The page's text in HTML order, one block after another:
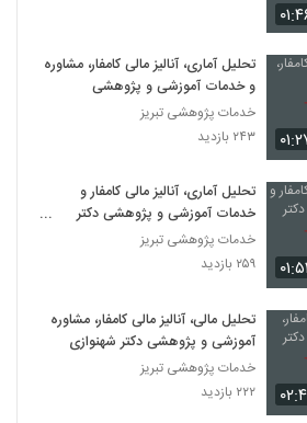
تحلیل آماری، آنالیز مالی کامفار، مشاوره
و خدمات آموزشی و پژوهشی
خدمات پژوهشی تبریز
۲۴۳ بازدید
۰۱:۵۱
تحلیل آماری، آنالیز مالی کامفار و
خدمات آموزشی و پژوهشی دکتر
شهنوازی
خدمات پژوهشی تبریز
۲۵۹ بازدید
تحلیل مالی، آنالیز مالی کامفار، مشاوره
آموزشی و پژوهشی دکتر شهنوازی
خدمات پژوهشی تبریز
۲۲۲ بازدید